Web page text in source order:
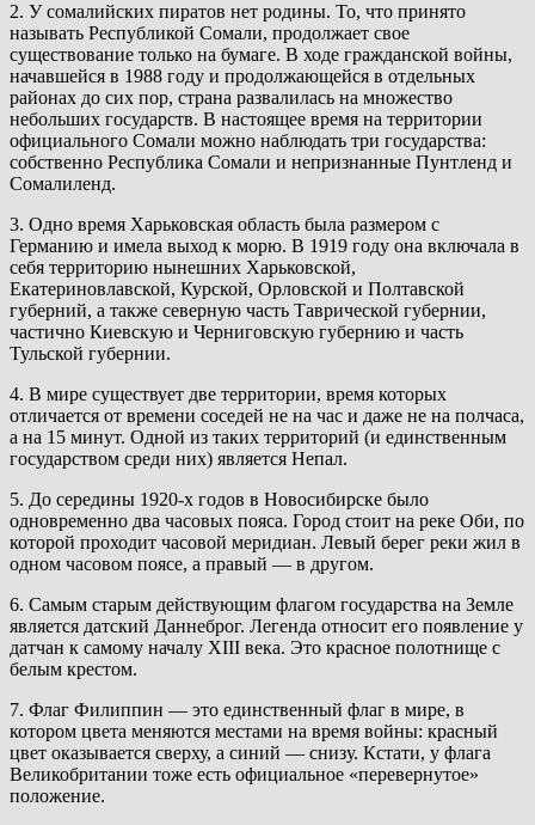
2. У сомалийских пиратов нет родины. То, что принято
называть Республикой Сомали, продолжает свое
существование только на бумаге. В ходе гражданской войны,
начавшейся в 1988 году и продолжающейся в отдельных
районах до сих пор, страна развалилась на множество
небольших государств. В настоящее время на территории
официального Сомали можно наблюдать три государства:
собственно Республика Сомали и непризнанные Пунтленд и
Сомалиленд.
3. Одно время Харьковская область была размером с
Германию и имела выход к морю. В 1919 году она включала в
себя территорию нынешних Харьковской,
Екатериновлавской, Курской, Орловской и Полтавской
губерний, а также северную часть Таврической губернии,
частично Киевскую и Черниговскую губернию и часть
Тульской губернии.
4. В мире существует две территории, время которых
отличается от времени соседей не на час и даже не на полчаса,
а на 15 минут. Одной из таких территорий (и единственным
государством среди них) является Непал.
5. До середины 1920-х годов в Новосибирске было
одновременно два часовых пояса. Город стоит на реке Оби, по
которой проходит часовой меридиан. Левый берег реки жил в
одном часовом поясе, а правый — в другом.
6. Самым старым действующим флагом государства на Земле
является датский Даннеброг. Легенда относит его появление у
датчан к самому началу XIII века. Это красное полотнище с
белым крестом.
7. Флаг Филиппин — это единственный флаг в мире, в
котором цвета меняются местами на время войны: красный
цвет оказывается сверху, а синий — снизу. Кстати, у флага
Великобритании тоже есть официальное «перевернутое»
положение.